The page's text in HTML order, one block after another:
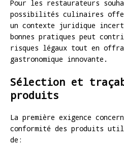
Pour les restaurateurs
possibilités culinaires
un contexte juridique
bonnes pratiques peut
risques légaux tout en
gastronomique innovante.
Sélection et
produits
La première exigence
conformité des produits
de: